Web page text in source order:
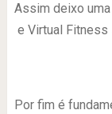
Assim deixo
e Virtual Fitness
Por fim é